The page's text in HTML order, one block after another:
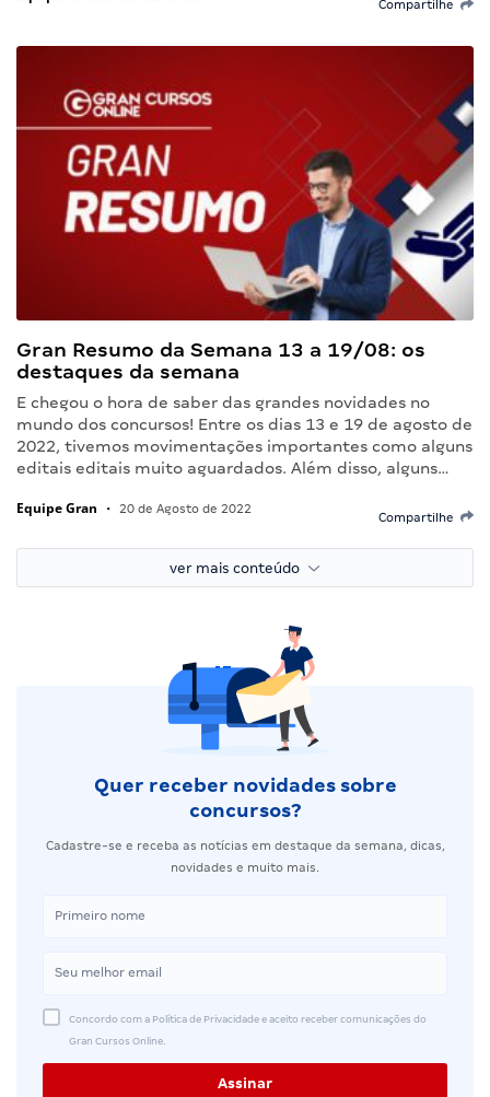
Compartilhe
Gran Resumo da Semana 13 a 19/08: os
destaques da semana
E chegou o hora de saber das grandes novidades no
mundo dos concursos! Entre os dias 13 e 19 de agosto de
2022, tivemos movimentações importantes como alguns
editais editais muito aguardados. Além disso, alguns…
Equipe Gran • 20 de Agosto de 2022
Compartilhe
ver mais conteúdo
Quer receber novidades sobre
concursos?
Cadastre-se e receba as notícias em destaque da semana, dicas,
novidades e muito mais.
Concordo com a Política de Privacidade e aceito receber comunicações do
Gran Cursos Online.